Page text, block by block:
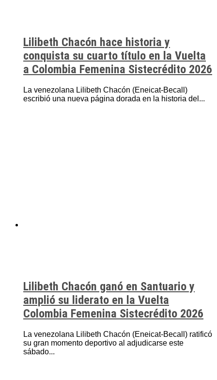
Lilibeth Chacón hace historia y
conquista su cuarto título en la Vuelta
a Colombia Femenina Sistecrédito 2026
La venezolana Lilibeth Chacón (Eneicat-Becall)
escribió una nueva página dorada en la historia del...
Lilibeth Chacón ganó en Santuario y
amplió su liderato en la Vuelta
Colombia Femenina Sistecrédito 2026
La venezolana Lilibeth Chacón (Eneicat-Becall) ratificó
su gran momento deportivo al adjudicarse este
sábado...